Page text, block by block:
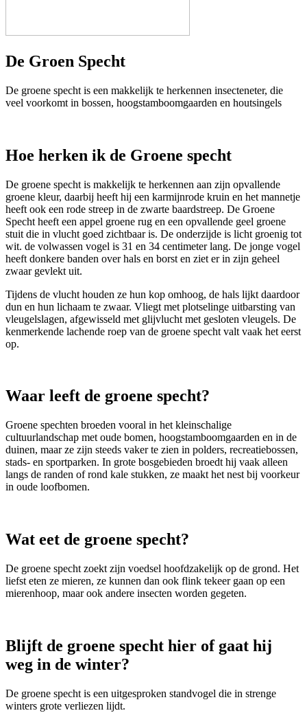
De Groen Specht
De groene specht is een makkelijk te herkennen insecteneter, die
veel voorkomt in bossen, hoogstamboomgaarden en houtsingels
Hoe herken ik de Groene specht
De groene specht is makkelijk te herkennen aan zijn opvallende
groene kleur, daarbij heeft hij een karmijnrode kruin en het mannetje
heeft ook een rode streep in de zwarte baardstreep. De Groene
Specht heeft een appel groene rug en een opvallende geel groene
stuit die in vlucht goed zichtbaar is. De onderzijde is licht groenig tot
wit. de volwassen vogel is 31 en 34 centimeter lang. De jonge vogel
heeft donkere banden over hals en borst en ziet er in zijn geheel
zwaar gevlekt uit.
Tijdens de vlucht houden ze hun kop omhoog, de hals lijkt daardoor
dun en hun lichaam te zwaar. Vliegt met plotselinge uitbarsting van
vleugelslagen, afgewisseld met glijvlucht met gesloten vleugels. De
kenmerkende lachende roep van de groene specht valt vaak het eerst
op.
Waar leeft de groene specht?
Groene spechten broeden vooral in het kleinschalige
cultuurlandschap met oude bomen, hoogstamboomgaarden en in de
duinen, maar ze zijn steeds vaker te zien in polders, recreatiebossen,
stads- en sportparken. In grote bosgebieden broedt hij vaak alleen
langs de randen of rond kale stukken, ze maakt het nest bij voorkeur
in oude loofbomen.
Wat eet de groene specht?
De groene specht zoekt zijn voedsel hoofdzakelijk op de grond. Het
liefst eten ze mieren, ze kunnen dan ook flink tekeer gaan op een
mierenhoop, maar ook andere insecten worden gegeten.
Blijft de groene specht hier of gaat hij
weg in de winter?
De groene specht is een uitgesproken standvogel die in strenge
winters grote verliezen lijdt.